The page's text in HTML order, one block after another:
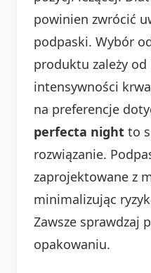
powinien zwrócić
podpaski. Wybór
produktu zależy
intensywności
na preferencje
perfecta night to
rozwiązanie.
zaprojektowane z
minimalizując
Zawsze sprawdzaj
opakowaniu.